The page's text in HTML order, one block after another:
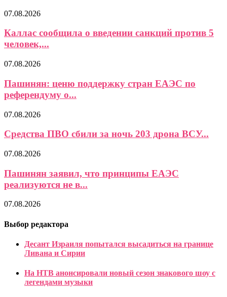
07.08.2026
Каллас сообщила о введении санкций против 5
человек,...
07.08.2026
Пашинян: ценю поддержку стран ЕАЭС по
референдуму о...
07.08.2026
Средства ПВО сбили за ночь 203 дрона ВСУ...
07.08.2026
Пашинян заявил, что принципы ЕАЭС
реализуются не в...
07.08.2026
Выбор редактора
Десант Израиля попытался высадиться на границе
Ливана и Сирии
На НТВ анонсировали новый сезон знакового шоу с
легендами музыки